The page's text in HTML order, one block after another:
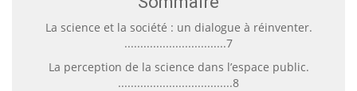
La science et la société : un dialogue à réinventer.
................................7
La perception de la science dans l’espace public.
....................................8